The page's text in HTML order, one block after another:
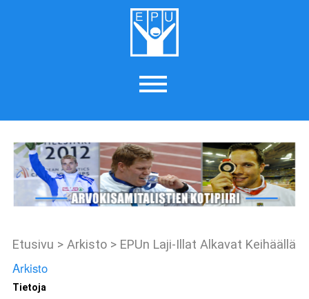
Etusivu > Arkisto > EPUn Laji-Illat Alkavat Keihäällä
Arkisto
Tietoja